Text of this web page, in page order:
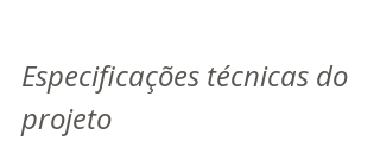
Especificações técnicas do
projeto